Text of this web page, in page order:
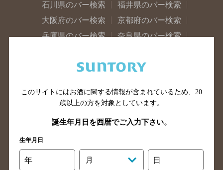
石川県のバー検索
福井県のバー検索
大阪府のバー検索
京都府のバー検索
兵庫県のバー検索
奈良県のバー検索
広島県のバー検索
岡山県のバー検索
島根県のバー検索
徳島県のバー検索
高知県のバー検索
福岡県のバー検索
長崎県のバー検索
大分県のバー検索
熊本県のバー検索
このサイトにはお酒に関する情報が含まれているため、 20
歳以上の方を対象としています。
誕生年月日を西暦でご入力下さい。
生年月日
年 月 日